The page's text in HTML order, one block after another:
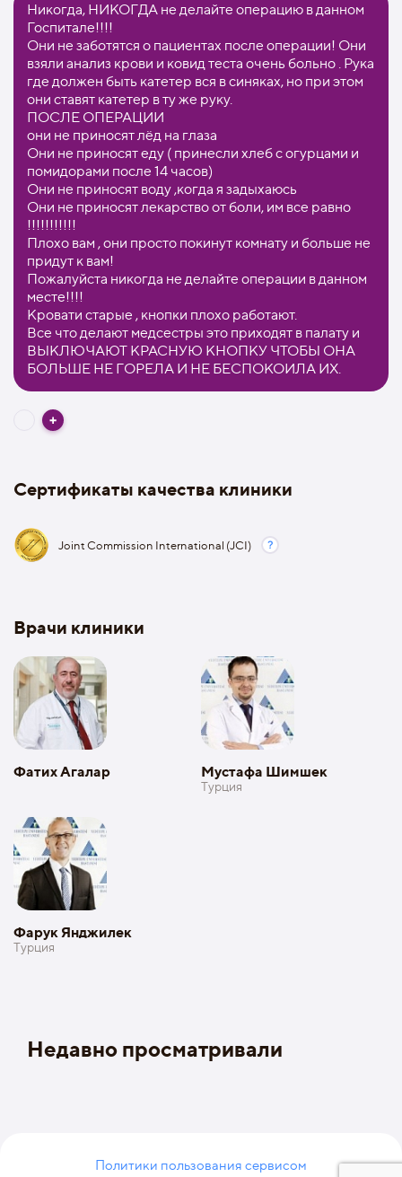
Никогда, НИКОГДА не делайте операцию в данном
Госпитале!!!!
Они не заботятся о пациентах после операции! Они
взяли анализ крови и ковид теста очень больно . Рука
где должен быть катетер вся в синяках, но при этом
они ставят катетер в ту же руку.
ПОСЛЕ ОПЕРАЦИИ
они не приносят лёд на глаза
Они не приносят еду ( принесли хлеб с огурцами и
помидорами после 14 часов)
Они не приносят воду ,когда я задыхаюсь
Они не приносят лекарство от боли, им все равно
!!!!!!!!!!!
Плохо вам , они просто покинут комнату и больше не
придут к вам!
Пожалуйста никогда не делайте операции в данном
месте!!!!
Кровати старые , кнопки плохо работают.
Все что делают медсестры это приходят в палату и
ВЫКЛЮЧАЮТ КРАСНУЮ КНОПКУ ЧТОБЫ ОНА
БОЛЬШЕ НЕ ГОРЕЛА И НЕ БЕСПОКОИЛА ИХ.
Сертификаты качества клиники
Joint Commission International (JCI)
Врачи клиники
Фатих Агалар Мустафа Шимшек
Турция
Фарук Янджилек
Турция
Недавно просматривали
Политики пользования сервисом